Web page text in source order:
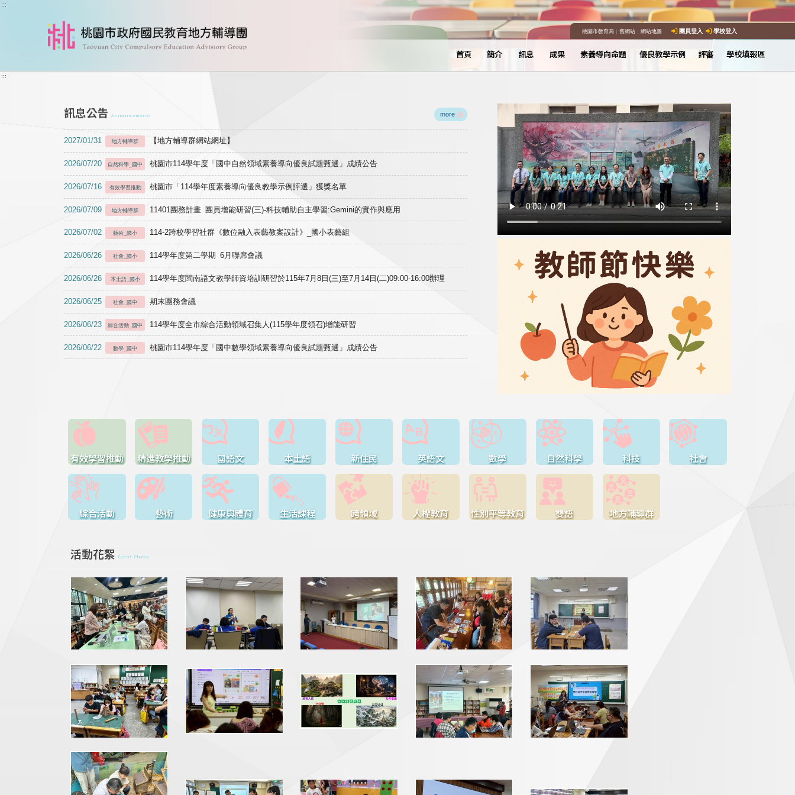
跳到主要內容
:::
桃園市教育局｜ 舊網站｜ 網站地圖 團員登入 學校登入
首頁 簡介 訊息 成果 素養導向命題 優良教學示例 評審 學校填報區
:::
訊息公告 Announcements more
2027/01/31 地方輔導群 【地方輔導群網站網址】
2026/07/20 自然科學_國中 桃園市114學年度「國中自然領域素養導向優良試題甄選」成績公告
2026/07/16 有效學習推動 桃園市「114學年度素養導向優良教學示例評選」獲獎名單
2026/07/09 地方輔導群 11401團務計畫 團員增能研習(三)-科技輔助自主學習:Gemini的實作與應用
2026/07/02 藝術_國小 114-2跨校學習社群《數位融入表藝教案設計》_國小表藝組
2026/06/26 社會_國小 114學年度第二學期 6月聯席會議
2026/06/26 本土語_國小 114學年度閩南語文教學師資培訓研習於115年7月8日(三)至7月14日(二)09:00-16:00辦理
2026/06/25 社會_國中 期末團務會議
2026/06/23 綜合活動_國中 114學年度全市綜合活動領域召集人(115學年度領召)增能研習
2026/06/22 數學_國中 桃園市114學年度「國中數學領域素養導向優良試題甄選」成績公告
有效學習推動 精進教學推動 國語文 本土語 新住民 英語文 數學 自然科學 科技 社會
綜合活動 藝術 健康與體育 生活課程 跨領域 人權教育 性別平等教育 雙語 地方輔導群
活動花絮 Event Photos